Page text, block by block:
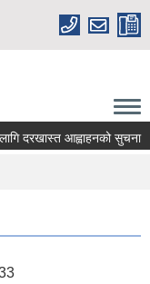
दरखास्त आह्वाहनको सुचना